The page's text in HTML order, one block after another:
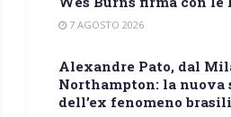
7 AGOSTO 2026
Alexandre Pato, dal
Northampton: la nuova
dell’ex fenomeno